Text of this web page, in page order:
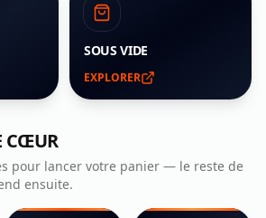
SOUS VIDE
EXPLORER
CŒUR
pour lancer votre panier — le reste de
ensuite.